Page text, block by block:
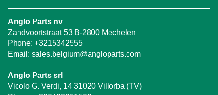
Anglo Parts nv
Zandvoortstraat 53 B-2800 Mechelen
Phone: +3215342555
Email: sales.belgium@angloparts.com
Anglo Parts srl
Vicolo G. Verdi, 14 31020 Villorba (TV)